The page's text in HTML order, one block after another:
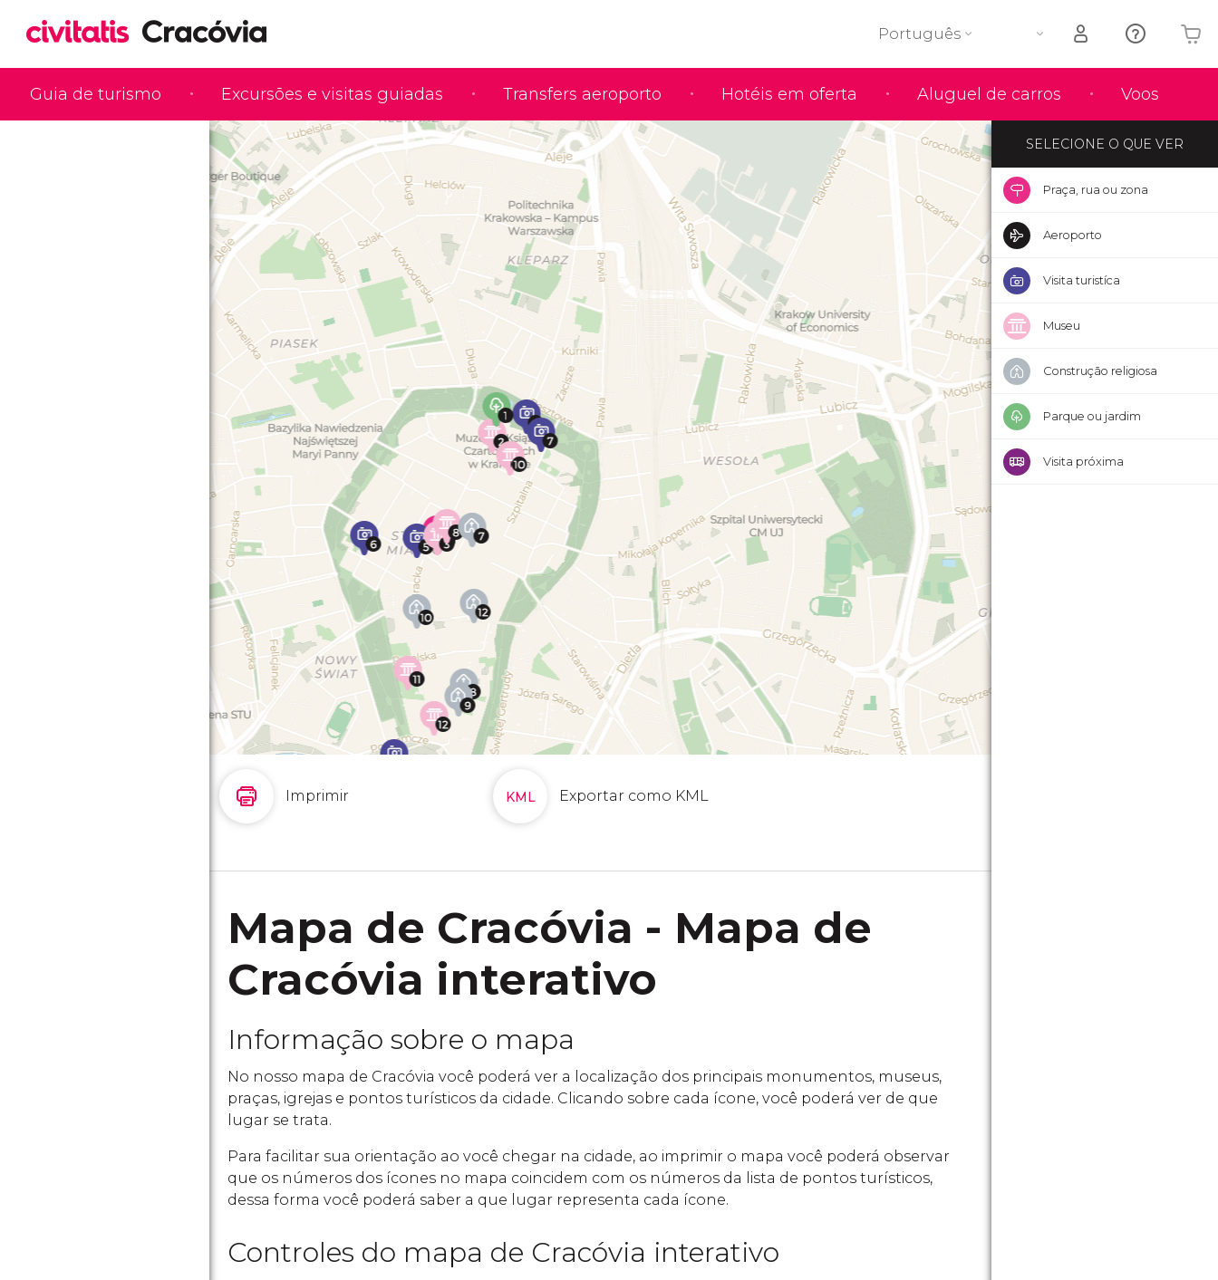
Guia de turismo Excursões e visitas guiadas Transfers aeroporto Hotéis em oferta Aluguel de carros Voos
Português
Imprimir Exportar como KML
Mapa de Cracóvia - Mapa de
Cracóvia interativo
Informação sobre o mapa
No nosso mapa de Cracóvia você poderá ver a localização dos principais monumentos, museus,
praças, igrejas e pontos turísticos da cidade. Clicando sobre cada ícone, você poderá ver de que
lugar se trata.
Para facilitar sua orientação ao você chegar na cidade, ao imprimir o mapa você poderá observar
que os números dos ícones no mapa coincidem com os números da lista de pontos turísticos,
dessa forma você poderá saber a que lugar representa cada ícone.
Controles do mapa de Cracóvia interativo
SELECIONE O QUE VER
Praça, rua ou zona
Aeroporto
Visita turistíca
Museu
Construção religiosa
Parque ou jardim
Visita próxima